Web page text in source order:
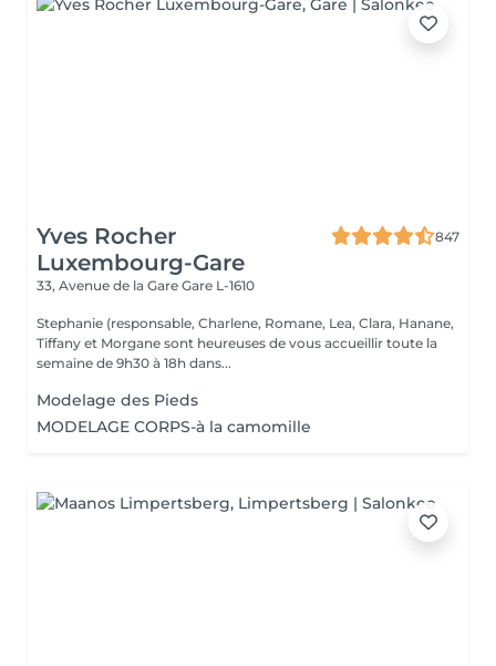
Yves Rocher
Luxembourg-Gare
847
33, Avenue de la Gare Gare L-1610
Stephanie (responsable, Charlene, Romane, Lea, Clara, Hanane,
Tiffany et Morgane sont heureuses de vous accueillir toute la
semaine de 9h30 à 18h dans...
Modelage des Pieds
MODELAGE CORPS-à la camomille